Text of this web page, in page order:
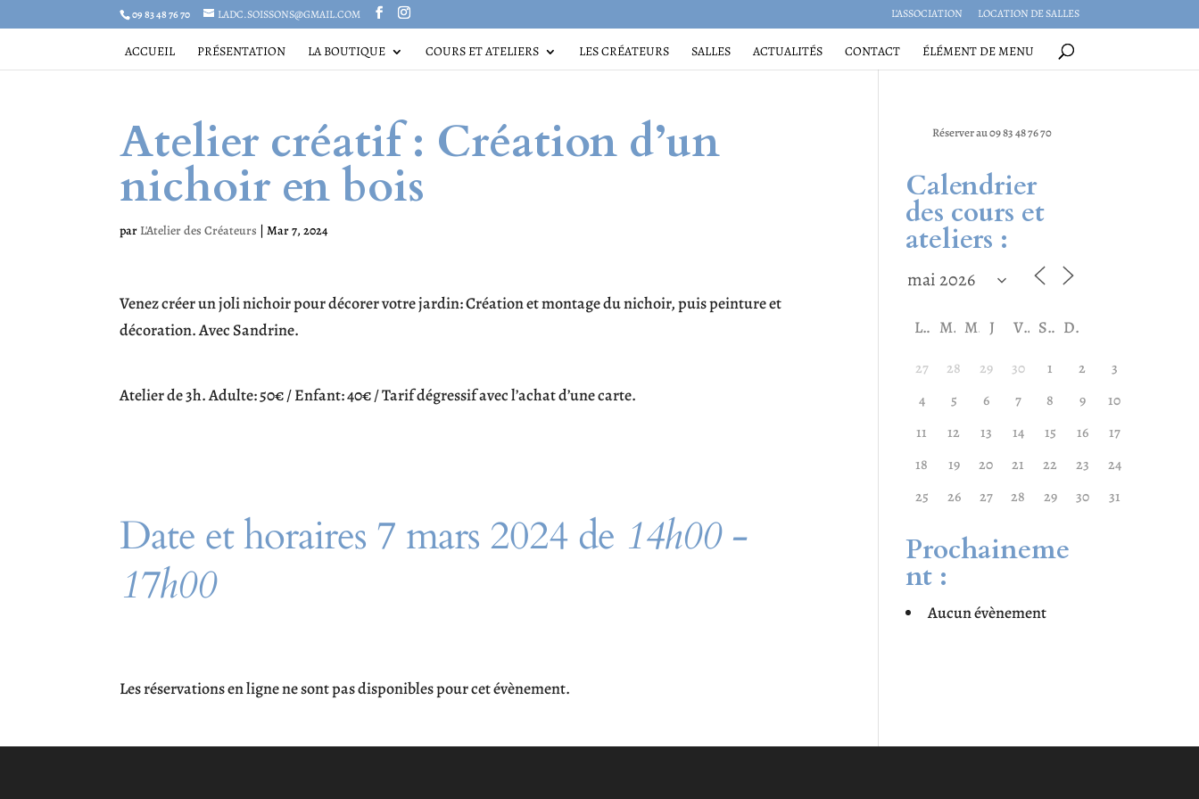
09 83 48 76 70 LADC.SOISSONS@GMAIL.COM L’ASSOCIATION LOCATION DE SALLES
ACCUEIL PRÉSENTATION LA BOUTIQUE COURS ET ATELIERS LES CRÉATEURS SALLES ACTUALITÉS CONTACT ÉLÉMENT DE MENU
Atelier créatif : Création d’un
nichoir en bois
par L'Atelier des Créateurs |Mar 7, 2024
Venez créer un joli nichoir pour décorer votre jardin: Création et montage du nichoir, puis peinture et
décoration. Avec Sandrine.
Atelier de 3h. Adulte: 50€ / Enfant: 40€ / Tarif dégressif avec l’achat d’une carte.
Date et horaires 7 mars 2024 de 14h00 -
17h00
Les réservations en ligne ne sont pas disponibles pour cet évènement.
Réserver au 09 83 48 76 70
Calendrier
des cours et
ateliers :
L M M J V S D
27 28 29 30 1 2
3
4
5 6 7 8 9
10
11
12 13 14 15 16
17
18
19 20 21 22 23
24
25
26 27 28 29 30 31
Prochaineme
nt :
Aucun évènement